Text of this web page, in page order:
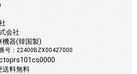
会社
機器(韓国製)
号：22400BZX00427000
送料無料